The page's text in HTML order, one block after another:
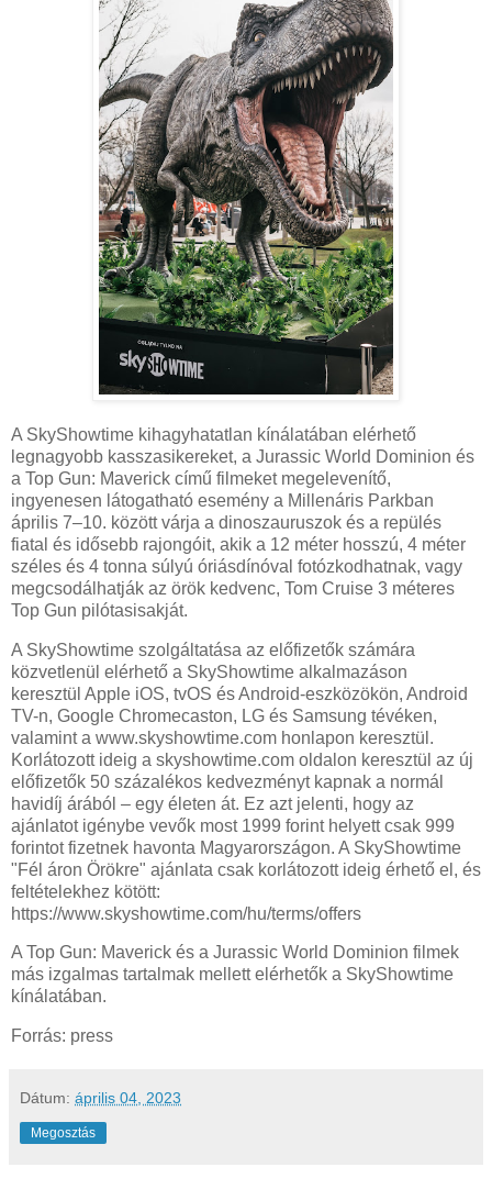
A SkyShowtime kihagyhatatlan kínálatában elérhető
legnagyobb kasszasikereket, a Jurassic World Dominion és
a Top Gun: Maverick című filmeket megelevenítő,
ingyenesen látogatható esemény a Millenáris Parkban
április 7–10. között várja a dinoszauruszok és a repülés
fiatal és idősebb rajongóit, akik a 12 méter hosszú, 4 méter
széles és 4 tonna súlyú óriásdínóval fotózkodhatnak, vagy
megcsodálhatják az örök kedvenc, Tom Cruise 3 méteres
Top Gun pilótasisakját.
A SkyShowtime szolgáltatása az előfizetők számára
közvetlenül elérhető a SkyShowtime alkalmazáson
keresztül Apple iOS, tvOS és Android-eszközökön, Android
TV-n, Google Chromecaston, LG és Samsung tévéken,
valamint a www.skyshowtime.com honlapon keresztül.
Korlátozott ideig a skyshowtime.com oldalon keresztül az új
előfizetők 50 százalékos kedvezményt kapnak a normál
havidíj árából – egy életen át. Ez azt jelenti, hogy az
ajánlatot igénybe vevők most 1999 forint helyett csak 999
forintot fizetnek havonta Magyarországon. A SkyShowtime
"Fél áron Örökre" ajánlata csak korlátozott ideig érhető el, és
feltételekhez kötött:
https://www.skyshowtime.com/hu/terms/offers
A Top Gun: Maverick és a Jurassic World Dominion filmek
más izgalmas tartalmak mellett elérhetők a SkyShowtime
kínálatában.
Forrás: press
Dátum: április 04, 2023
Megosztás